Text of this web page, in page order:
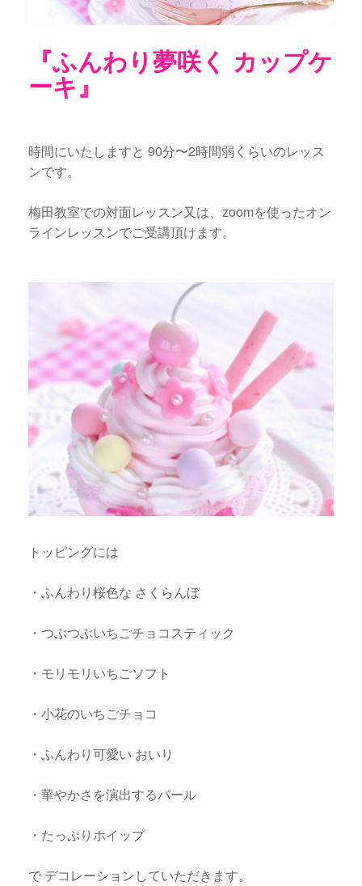
『ふんわり夢咲く カップケ
ーキ』
時間にいたしますと 90分〜2時間弱くらいのレッス
ンです。
梅田教室での対面レッスン又は、zoomを使ったオン
ラインレッスンでご受講頂けます。
トッピングには
・ふんわり桜色な さくらんぼ
・つぶつぶいちごチョコスティック
・モリモリいちごソフト
・小花のいちごチョコ
・ふんわり可愛い おいり
・華やかさを演出するパール
・たっぷりホイップ
で デコレーションしていただきます。